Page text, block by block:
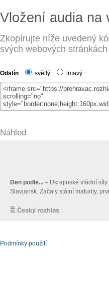
Vložení audia na
Zkopírujte níže uvedený
svých webových
Odstín světlý tmavý
Náhled
Podmínky použití